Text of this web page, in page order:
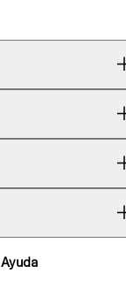
Ayuda